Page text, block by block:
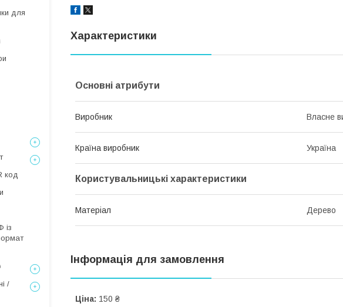
Характеристики
Основні атрибути
Виробник Власне
Країна виробник Україна
Користувальницькі характеристики
Матеріал Дерево
Інформація для замовлення
Ціна: 150 ₴
для
код
із
/